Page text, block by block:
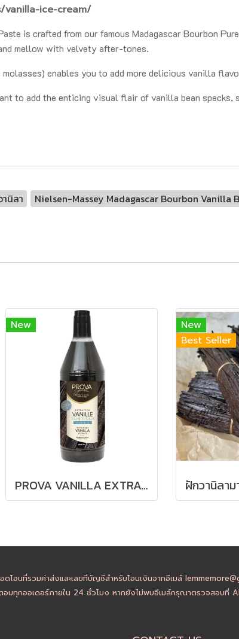
vanilla-ice-cream/
is crafted from our famous Madagascar Bourbon
mellow with velvety after-tones.
enables you to add more delicious vanilla
to add the enticing visual flair of vanilla bean specks,
นิลา Nielsen-Massey Madagascar Bourbon Vanilla
New
PROVA VANILLA EXTRACT TAHITENSIS 500ml.
New
Best Seller
ดโอนที่รวมค่าส่งและเลขที่บัญชีสำหรับโอนเงินจากอีเมล์
อบทุกออเดอร์ภายใน 24 ชั่วโมง หากยังไม่พบอีเมล์กรุณาตรวจสอบที่